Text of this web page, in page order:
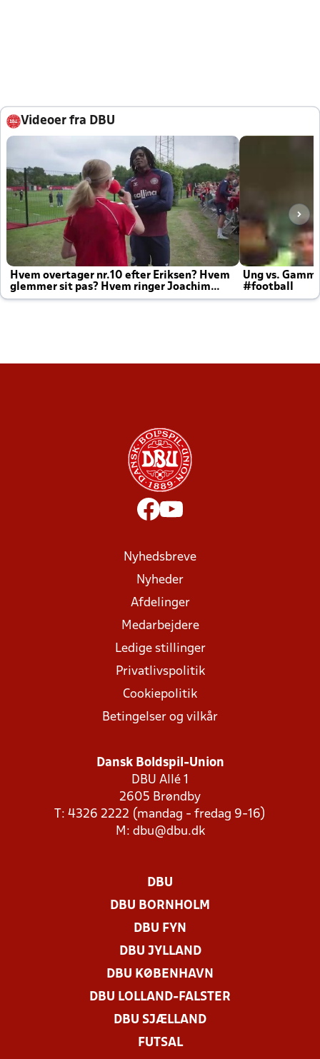
Videoer fra DBU
Hvem overtager nr.10 efter Eriksen? Hvem
glemmer sit pas? Hvem ringer Joachim
altid til efter kampe?
Ung vs.
#football
Nyhedsbreve
Nyheder
Afdelinger
Medarbejdere
Ledige stillinger
Privatlivspolitik
Cookiepolitik
Betingelser og vilkår
Dansk Boldspil-Union
DBU Allé 1
2605 Brøndby
T: 4326 2222 (mandag - fredag 9-16)
M: dbu@dbu.dk
DBU
DBU BORNHOLM
DBU FYN
DBU JYLLAND
DBU KØBENHAVN
DBU LOLLAND-FALSTER
DBU SJÆLLAND
FUTSAL